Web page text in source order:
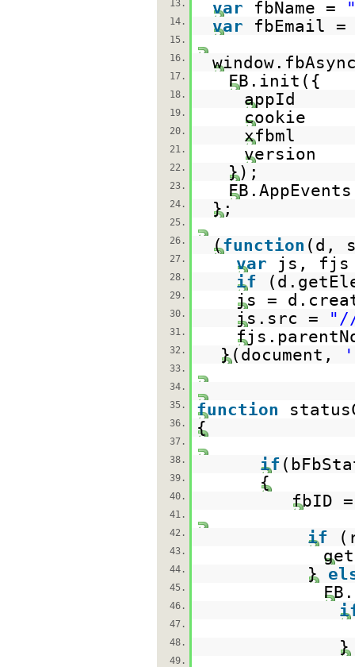
13. var fbName =
14. var fbEmail
15.
16.
17. FB.init({
18.
19.
20.
21.
22. });
23.
24. };
25.
26.
(function (d,
27. var js, fjs =
28. if
29. js =
30. js.src =
31.
32. }(document,
33.
34.
35.
function
36. {
37.
38.
if
39. {
40. fbID
41.
42.
if
43.
44. }
45.
46.
47.
48.
49.